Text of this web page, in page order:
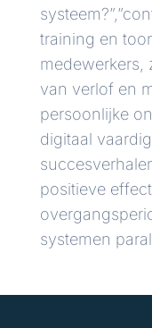
training en
medewerkers,
van verlof en
persoonlijke
digitaal
positieve
systemen